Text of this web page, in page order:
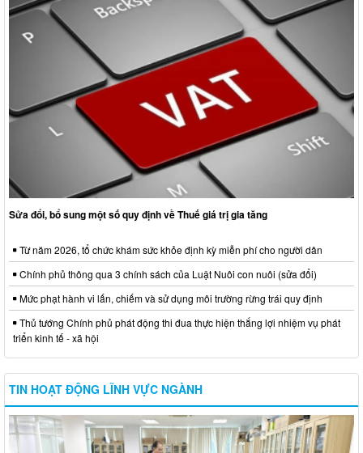
Sửa đổi, bổ sung một số quy định về Thuế giá trị gia tăng
Từ năm 2026, tổ chức khám sức khỏe định kỳ miễn phí cho người dân
Chính phủ thông qua 3 chính sách của Luật Nuôi con nuôi (sửa đổi)
Mức phạt hành vi lấn, chiếm và sử dụng môi trường rừng trái quy định
Thủ tướng Chính phủ phát động thi đua thực hiện thắng lợi nhiệm vụ phát
triển kinh tế - xã hội
TIN HOẠT ĐỘNG LĨNH VỰC NGÀNH